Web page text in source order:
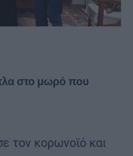
στο μωρό που
τον κορωνοϊό και